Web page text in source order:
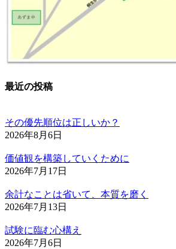
最近の投稿
その優先順位は正しいか？
2026年8月6日
価値観を構築していくために
2026年7月17日
余計なことは省いて、本質を磨く
2026年7月13日
試験に臨む心構え
2026年7月6日